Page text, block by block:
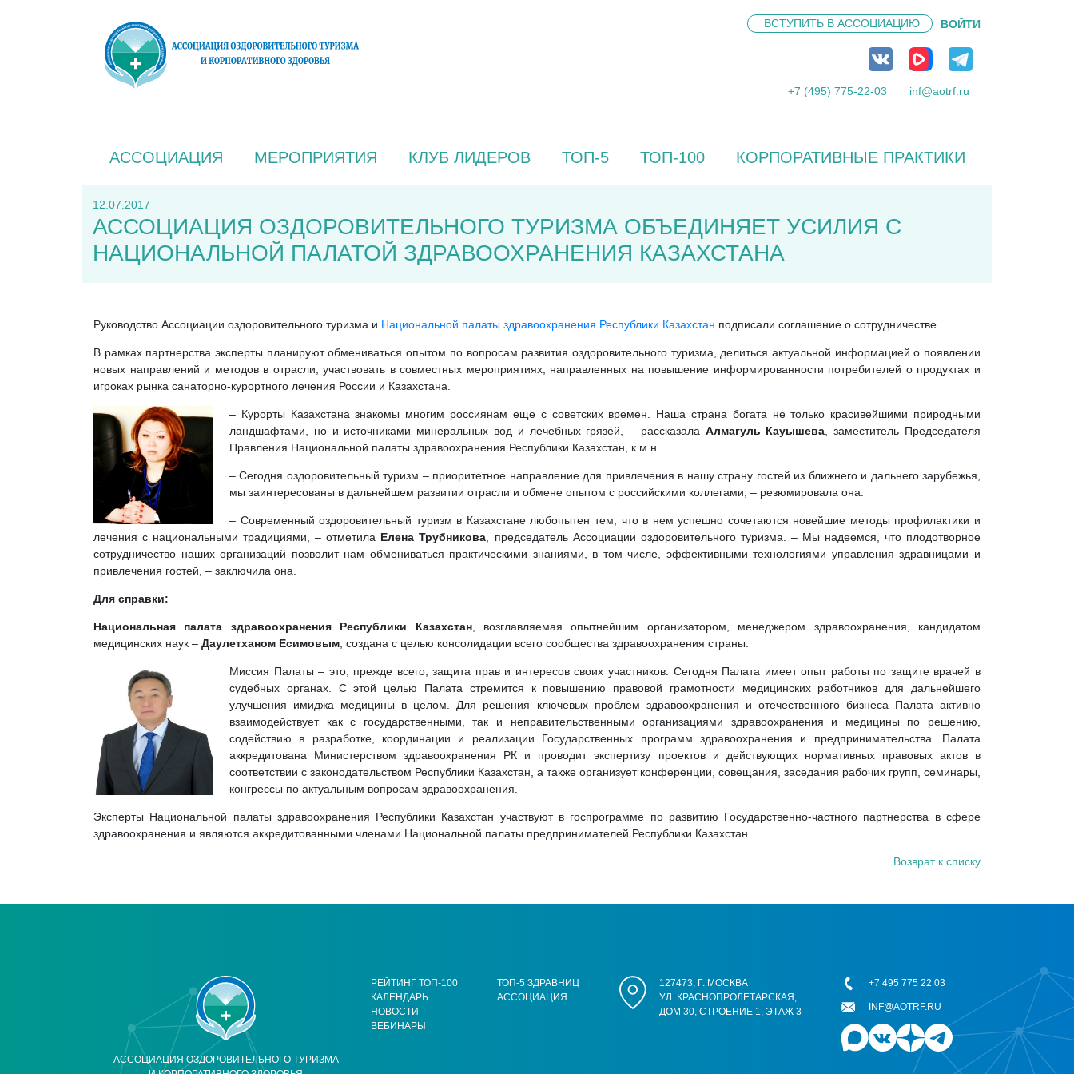
ВСТУПИТЬ В АССОЦИАЦИЮ ВОЙТИ
+7 (495) 775-22-03 inf@aotrf.ru
АССОЦИАЦИЯ МЕРОПРИЯТИЯ КЛУБ ЛИДЕРОВ ТОП-5 ТОП-100 КОРПОРАТИВНЫЕ ПРАКТИКИ
12.07.2017
АССОЦИАЦИЯ ОЗДОРОВИТЕЛЬНОГО ТУРИЗМА ОБЪЕДИНЯЕТ УСИЛИЯ С
НАЦИОНАЛЬНОЙ ПАЛАТОЙ ЗДРАВООХРАНЕНИЯ КАЗАХСТАНА
Руководство Ассоциации оздоровительного туризма и Национальной палаты здравоохранения Республики Казахстан подписали соглашение о сотрудничестве.
В рамках партнерства эксперты планируют обмениваться опытом по вопросам развития оздоровительного туризма, делиться актуальной информацией о появлении
новых направлений и методов в отрасли, участвовать в совместных мероприятиях, направленных на повышение информированности потребителей о продуктах и
игроках рынка санаторно-курортного лечения России и Казахстана.
– Курорты Казахстана знакомы многим россиянам еще с советских времен. Наша страна богата не только красивейшими природными
ландшафтами, но и источниками минеральных вод и лечебных грязей, – рассказала Алмагуль Кауышева , заместитель Председателя
Правления Национальной палаты здравоохранения Республики Казахстан, к.м.н.
– Сегодня оздоровительный туризм – приоритетное направление для привлечения в нашу страну гостей из ближнего и дальнего зарубежья,
мы заинтересованы в дальнейшем развитии отрасли и обмене опытом с российскими коллегами, – резюмировала она.
– Современный оздоровительный туризм в Казахстане любопытен тем, что в нем успешно сочетаются новейшие методы профилактики и
лечения с национальными традициями, – отметила Елена Трубникова , председатель Ассоциации оздоровительного туризма. – Мы надеемся, что плодотворное
сотрудничество наших организаций позволит нам обмениваться практическими знаниями, в том числе, эффективными технологиями управления здравницами и
привлечения гостей, – заключила она.
Для справки:
Национальная палата здравоохранения Республики Казахстан, возглавляемая опытнейшим организатором, менеджером здравоохранения, кандидатом
медицинских наук – Даулетханом Есимовым , создана с целью консолидации всего сообщества здравоохранения страны.
Миссия Палаты – это, прежде всего, защита прав и интересов своих участников. Сегодня Палата имеет опыт работы по защите врачей в
судебных органах. С этой целью Палата стремится к повышению правовой грамотности медицинских работников для дальнейшего
улучшения имиджа медицины в целом. Для решения ключевых проблем здравоохранения и отечественного бизнеса Палата активно
взаимодействует как с государственными, так и неправительственными организациями здравоохранения и медицины по решению,
содействию в разработке, координации и реализации Государственных программ здравоохранения и предпринимательства. Палата
аккредитована Министерством здравоохранения РК и проводит экспертизу проектов и действующих нормативных правовых актов в
соответствии с законодательством Республики Казахстан, а также организует конференции, совещания, заседания рабочих групп, семинары,
конгрессы по актуальным вопросам здравоохранения.
Эксперты Национальной палаты здравоохранения Республики Казахстан участвуют в госпрограмме по развитию Государственно-частного партнерства в сфере
здравоохранения и являются аккредитованными членами Национальной палаты предпринимателей Республики Казахстан.
Возврат к списку
АССОЦИАЦИЯ ОЗДОРОВИТЕЛЬНОГО ТУРИЗМА
РЕЙТИНГ ТОП-100
КАЛЕНДАРЬ
НОВОСТИ
ВЕБИНАРЫ
ТОП-5 ЗДРАВНИЦ
АССОЦИАЦИЯ
127473, Г. МОСКВА
УЛ. КРАСНОПРОЛЕТАРСКАЯ,
ДОМ 30, СТРОЕНИЕ 1, ЭТАЖ 3
+7 495 775 22 03
INF@AOTRF.RU